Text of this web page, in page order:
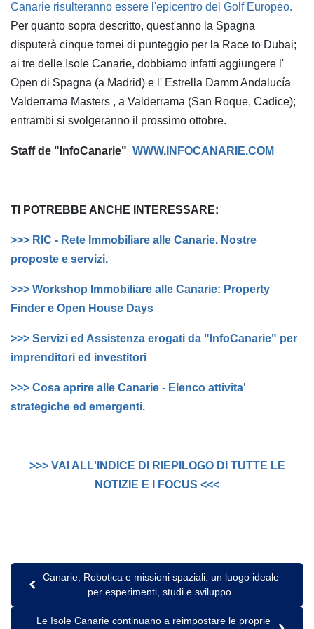
Canarie risulteranno essere l'epicentro del Golf Europeo.
Per quanto sopra descritto, quest'anno la Spagna
disputerà cinque tornei di punteggio per la Race to Dubai;
ai tre delle Isole Canarie, dobbiamo infatti aggiungere l'
Open di Spagna (a Madrid) e l' Estrella Damm Andalucía
Valderrama Masters , a Valderrama (San Roque, Cadice);
entrambi si svolgeranno il prossimo ottobre.
Staff de "InfoCanarie" WWW.INFOCANARIE.COM
TI POTREBBE ANCHE INTERESSARE:
>>> RIC - Rete Immobiliare alle Canarie. Nostre
proposte e servizi.
>>> Workshop Immobiliare alle Canarie: Property
Finder e Open House Days
>>> Servizi ed Assistenza erogati da "InfoCanarie" per
imprenditori ed investitori
>>> Cosa aprire alle Canarie - Elenco attivita'
strategiche ed emergenti.
>>> VAI ALL'INDICE DI RIEPILOGO DI TUTTE LE
NOTIZIE E I FOCUS <<<
Canarie, Robotica e missioni spaziali: un luogo ideale
per esperimenti, studi e sviluppo.
Le Isole Canarie continuano a reimpostare le proprie